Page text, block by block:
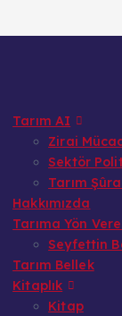
Tarım AI
Zirai
Sektör
Tarım
Hakkımızda
Tarıma Yön
Seyfettin
Tarım Bellek
Kitaplık
Kitap